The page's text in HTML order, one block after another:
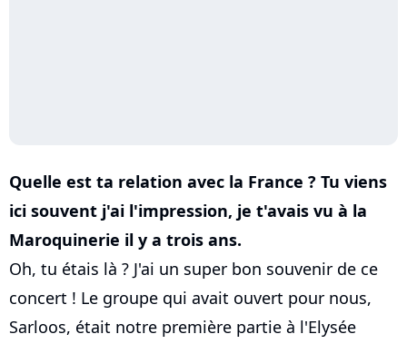
Quelle est ta relation avec la France ? Tu viens
ici souvent j'ai l'impression, je t'avais vu à la
Maroquinerie il y a trois ans.
Oh, tu étais là ? J'ai un super bon souvenir de ce
concert ! Le groupe qui avait ouvert pour nous,
Sarloos, était notre première partie à l'Elysée